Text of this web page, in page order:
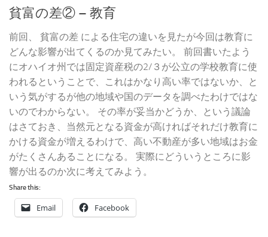
貧富の差② – 教育
前回、 貧富の差 による住宅の違いを見たが今回は教育に
どんな影響が出てくるのか見てみたい。 前回書いたよう
にオハイオ州では固定資産税の2/３が公立の学校教育に使
われるということで、これはかなり高い率ではないか、と
いう気がするが他の地域や国のデータを調べたわけではな
いのでわからない。 その率が妥当かどうか、という議論
はさておき、当然元となる資金が高ければそれだけ教育に
かける資金が増えるわけで、高い不動産が多い地域はお金
がたくさんあることになる。 実際にどういうところに影
響が出るのか次に考えてみよう。
Share this:
Email Facebook